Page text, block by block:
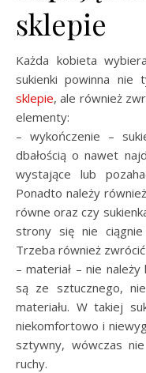
sklepie
Każda kobieta
sukienki powinna nie
sklepie, ale również
elementy:
– wykończenie –
dbałością o nawet
wystające lub
Ponadto należy
równe oraz czy
strony się nie
Trzeba również
– materiał – nie
są ze sztucznego,
materiału. W takiej
niekomfortowo i
sztywny, wówczas
ruchy.